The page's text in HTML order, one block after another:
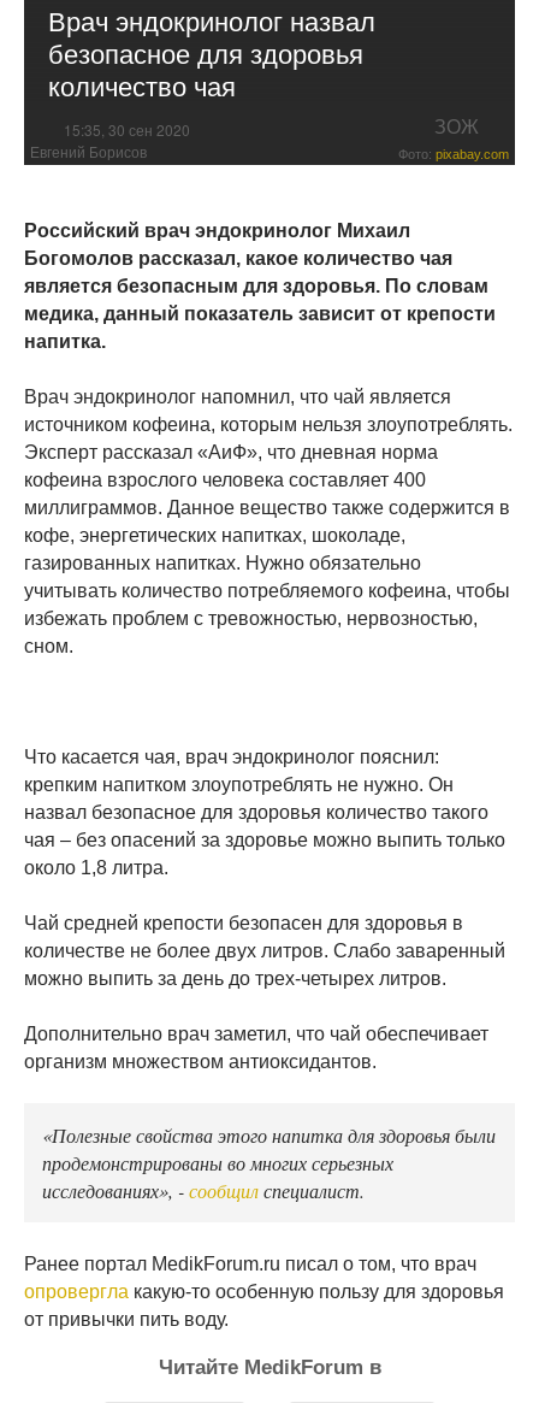
Врач эндокринолог назвал
безопасное для здоровья
количество чая
15:35, 30 сен 2020 ЗОЖ
Евгений Борисов Фото: pixabay.com
Российский врач эндокринолог Михаил
Богомолов рассказал, какое количество чая
является безопасным для здоровья. По словам
медика, данный показатель зависит от крепости
напитка.
Врач эндокринолог напомнил, что чай является
источником кофеина, которым нельзя злоупотреблять.
Эксперт рассказал «АиФ», что дневная норма
кофеина взрослого человека составляет 400
миллиграммов. Данное вещество также содержится в
кофе, энергетических напитках, шоколаде,
газированных напитках. Нужно обязательно
учитывать количество потребляемого кофеина, чтобы
избежать проблем с тревожностью, нервозностью,
сном.
Что касается чая, врач эндокринолог пояснил:
крепким напитком злоупотреблять не нужно. Он
назвал безопасное для здоровья количество такого
чая – без опасений за здоровье можно выпить только
около 1,8 литра.
Чай средней крепости безопасен для здоровья в
количестве не более двух литров. Слабо заваренный
можно выпить за день до трех-четырех литров.
Дополнительно врач заметил, что чай обеспечивает
организм множеством антиоксидантов.
«Полезные свойства этого напитка для здоровья были
продемонстрированы во многих серьезных
исследованиях», -сообщилспециалист.
Ранее портал MedikForum.ru писал о том, что врач
опровергла какую-то особенную пользу для здоровья
от привычки пить воду.
Читайте MedikForum в